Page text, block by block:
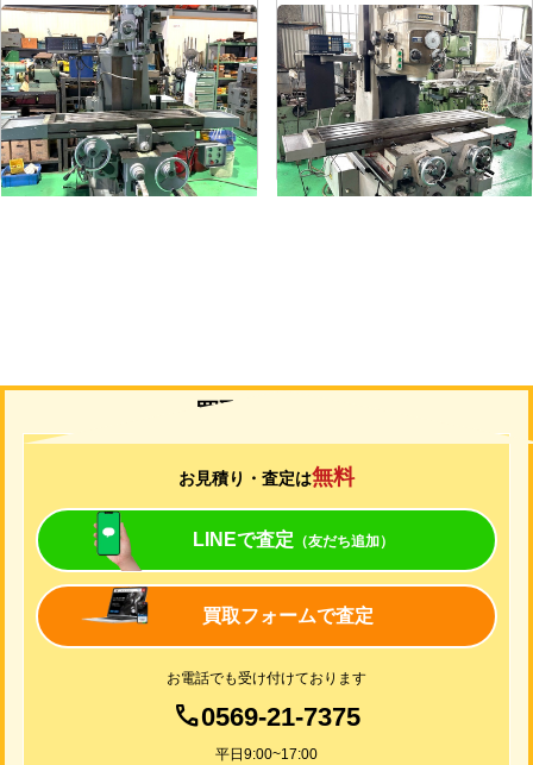
#1.5ラムフライス盤
メーカー 静岡
形 式VHR-A
年 式1989
#2立フライス盤
メーカー 山崎技研
形 式YZ-75
年 式1992
買取について
お見積り・査定は無料
LINEで査定 （友だち追加）
買取フォームで査定
お電話でも受け付けております
0569-21-7375
平日9:00~17:00